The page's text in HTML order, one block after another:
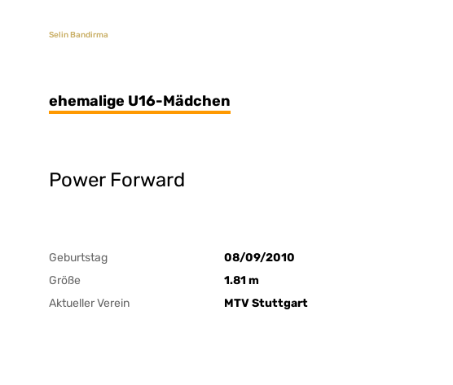
Selin Bandirma
ehemalige U16-Mädchen
Power Forward
Geburtstag
08/09/2010
Größe
1.81 m
Aktueller Verein
MTV Stuttgart